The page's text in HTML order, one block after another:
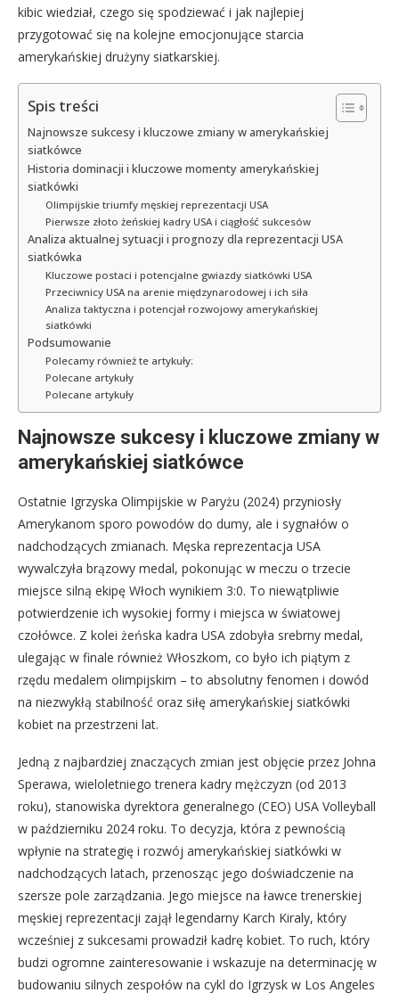
kibic wiedział, czego się spodziewać i jak najlepiej
przygotować się na kolejne emocjonujące starcia
amerykańskiej drużyny siatkarskiej.
Spis treści
Najnowsze sukcesy i kluczowe zmiany w amerykańskiej
siatkówce
Historia dominacji i kluczowe momenty amerykańskiej
siatkówki
Olimpijskie triumfy męskiej reprezentacji USA
Pierwsze złoto żeńskiej kadry USA i ciągłość sukcesów
Analiza aktualnej sytuacji i prognozy dla reprezentacji USA
siatkówka
Kluczowe postaci i potencjalne gwiazdy siatkówki USA
Przeciwnicy USA na arenie międzynarodowej i ich siła
Analiza taktyczna i potencjał rozwojowy amerykańskiej
siatkówki
Podsumowanie
Polecamy również te artykuły:
Polecane artykuły
Polecane artykuły
Najnowsze sukcesy i kluczowe zmiany w
amerykańskiej siatkówce
Ostatnie Igrzyska Olimpijskie w Paryżu (2024) przyniosły
Amerykanom sporo powodów do dumy, ale i sygnałów o
nadchodzących zmianach. Męska reprezentacja USA
wywalczyła brązowy medal, pokonując w meczu o trzecie
miejsce silną ekipę Włoch wynikiem 3:0. To niewątpliwie
potwierdzenie ich wysokiej formy i miejsca w światowej
czołówce. Z kolei żeńska kadra USA zdobyła srebrny medal,
ulegając w finale również Włoszkom, co było ich piątym z
rzędu medalem olimpijskim – to absolutny fenomen i dowód
na niezwykłą stabilność oraz siłę amerykańskiej siatkówki
kobiet na przestrzeni lat.
Jedną z najbardziej znaczących zmian jest objęcie przez Johna
Sperawa, wieloletniego trenera kadry mężczyzn (od 2013
roku), stanowiska dyrektora generalnego (CEO) USA Volleyball
w październiku 2024 roku. To decyzja, która z pewnością
wpłynie na strategię i rozwój amerykańskiej siatkówki w
nadchodzących latach, przenosząc jego doświadczenie na
szersze pole zarządzania. Jego miejsce na ławce trenerskiej
męskiej reprezentacji zajął legendarny Karch Kiraly, który
wcześniej z sukcesami prowadził kadrę kobiet. To ruch, który
budzi ogromne zainteresowanie i wskazuje na determinację w
budowaniu silnych zespołów na cykl do Igrzysk w Los Angeles